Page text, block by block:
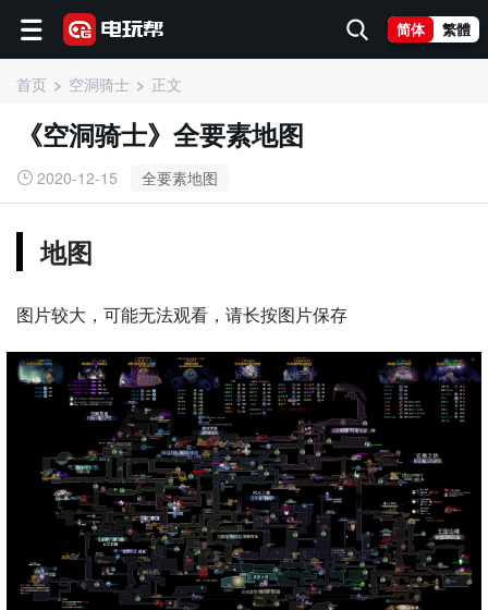
简体 繁體
首页 空洞骑士 正文
《空洞骑士》全要素地图
2020-12-15 全要素地图
地图
图片较大，可能无法观看，请长按图片保存